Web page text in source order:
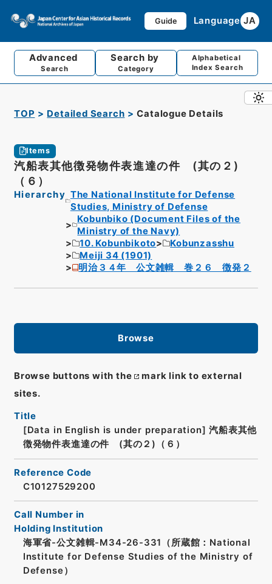
Guide Language JA
Advanced
Search
Search by
Category
Alphabetical
Index Search
TOP Detailed Search Catalogue Details
Items
汽船表其他徴発物件表進達の件 (其の２)
（６）
Hierarchy The National Institute for Defense
Studies, Ministry of Defense
Kobunbiko (Document Files of the
Ministry of the Navy)
10. Kobunbikoto
Kobunzasshu
Meiji 34 (1901)
明治３４年 公文雑輯 巻２６ 徴発２
Browse
Browse buttons with the
mark link to external
sites.
Title
[Data in English is under preparation] 汽船表其他
徴発物件表進達の件 (其の２)（６）
Reference Code
C10127529200
Call Number in
Holding Institution
海軍省-公文雑輯-M34-26-331（所蔵館：National
Institute for Defense Studies of the Ministry of
Defense）